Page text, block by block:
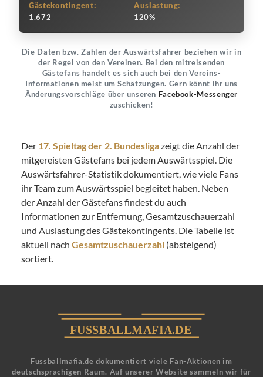
Gästekontingent:
1.672
Auslastung:
120%
Die Daten bzw. Zahlen der Auswärtsfahrer beziehen wir in
der Regel von den Vereinen. Bei den mitreisenden
Gästefans handelt es sich auch bei den Vereins-
Informationen meist um Schätzungen. Gern könnt ihr uns
Änderungsvorschläge über unseren Facebook-Messenger
zuschicken!
Der 17. Spieltag der 2. Bundesligazeigt die Anzahl der
mitgereisten Gästefans bei jedem Auswärtsspiel. Die
Auswärtsfahrer-Statistik dokumentiert, wie viele Fans
ihr Team zum Auswärtsspiel begleitet haben. Neben
der Anzahl der Gästefans findest du auch
Informationen zur Entfernung, Gesamtzuschauerzahl
und Auslastung des Gästekontingents. Die Tabelle ist
aktuell nach Gesamtzuschauerzahl (absteigend)
sortiert.
Fussballmafia.de dokumentiert viele Fan-Aktionen im
deutschsprachigen Raum. Auf unserer Website sammeln wir für